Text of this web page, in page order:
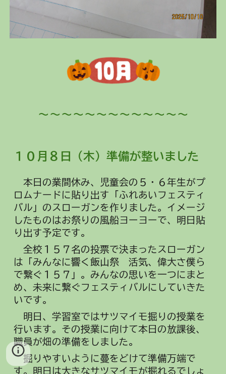
～～～～～～～～～～～～～
１０月 ８ 日（木）準備が整いました
本日の業間休み、児童会の５・６年生がプ
ロムナードに貼り出す「ふれあいフェスティ
バル」のスローガンを作りました。イメージ
したものはお祭りの風船ヨーヨーで、明日貼
り出す予定です。
全校１５７名の投票で決まったスローガン
は「みんなに響く飯山祭 活気、偉大さ僕ら
で繋ぐ１５７」。みんなの思いを一つにまと
め、未来に繋ぐフェスティバルにしていきた
いです。
明日、学習室ではサツマイモ掘りの授業を
行います。その授業に向けて本日 の放課後、
職員が畑の準備をしました。
掘りやすいように蔓をどけて準備万端で
す。明日は大きなサツマイモが掘れるでしょ